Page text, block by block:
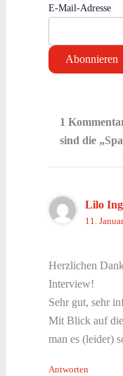
E-Mail-Adresse
1
sind die
Lilo
11.
Herzlichen
Interview!
Sehr gut, sehr
Mit Blick auf
man es (leider)
Antworten